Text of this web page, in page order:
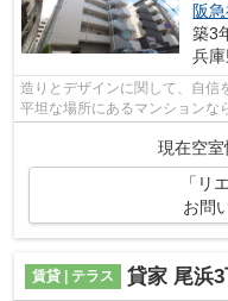
阪
築3
兵
造りとデザインに関して、自
平坦な場所にあるマンション
現在空室
「リ
お問
賃貸 | テラス 貸家 尾浜3